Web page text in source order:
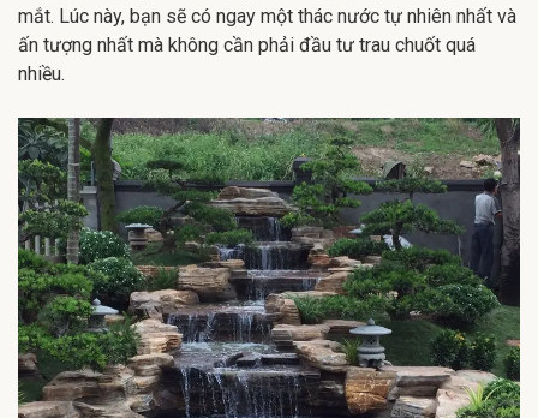
mắt. Lúc này, bạn sẽ có ngay một thác nước tự nhiên nhất và
ấn tượng nhất mà không cần phải đầu tư trau chuốt quá
nhiều.